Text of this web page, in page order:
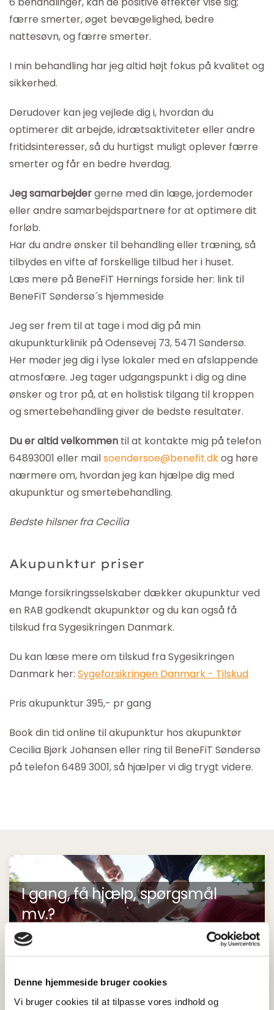
Denne hjemmeside bruger cookies
Vi bruger cookies til at tilpasse vores indhold og
færre smerter, øget bevægelighed, bedre
nattesøvn, og færre smerter.
I min behandling har jeg altid højt fokus på kvalitet og
sikkerhed.
Derudover kan jeg vejlede dig i, hvordan du
optimerer dit arbejde, idrætsaktiviteter eller andre
fritidsinteresser, så du hurtigst muligt oplever færre
smerter og får en bedre hverdag.
Jeg samarbejdergerne med din læge, jordemoder
eller andre samarbejdspartnere for at optimere dit
forløb.
Har du andre ønsker til behandling eller træning, så
tilbydes en vifte af forskellige tilbud her i huset.
Læs mere på BeneFiT Hernings forside her: link til
BeneFiT Søndersø´s hjemmeside
Jeg ser frem til at tage i mod dig på min
akupunkturklinik på Odensevej 73, 5471 Søndersø.
Her møder jeg dig i lyse lokaler med en afslappende
atmosfære. Jeg tager udgangspunkt i dig og dine
ønsker og tror på, at en holistisk tilgang til kroppen
og smertebehandling giver de bedste resultater.
Du er altid velkommen til at kontakte mig på telefon
64893001 eller mailsoendersoe@benefit.dkog høre
nærmere om, hvordan jeg kan hjælpe dig med
akupunktur og smertebehandling.
Bedste hilsner fra Cecilia
Akupunktur priser
Mange forsikringsselskaber dækker akupunktur ved
en RAB godkendt akupunktør og du kan også få
tilskud fra Sygesikringen Danmark.
Du kan læse mere om tilskud fra Sygesikringen
Danmark her: Sygeforsikringen Danmark - Tilskud
Pris akupunktur 395,- pr gang
Book din tid online til akupunktur hos akupunktør
Cecilia Bjørk Johansen eller ring til BeneFiT Søndersø
på telefon 6489 3001, så hjælper vi dig trygt videre.
I gang, få hjælp, spørgsmål
mv.?
Du er altid velkommen til at kontakte os, hvis
du vil vide hvordan vi kan hjælpe dig.